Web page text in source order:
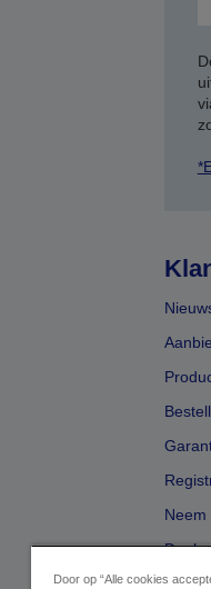
Neem
Door op “Alle cookies